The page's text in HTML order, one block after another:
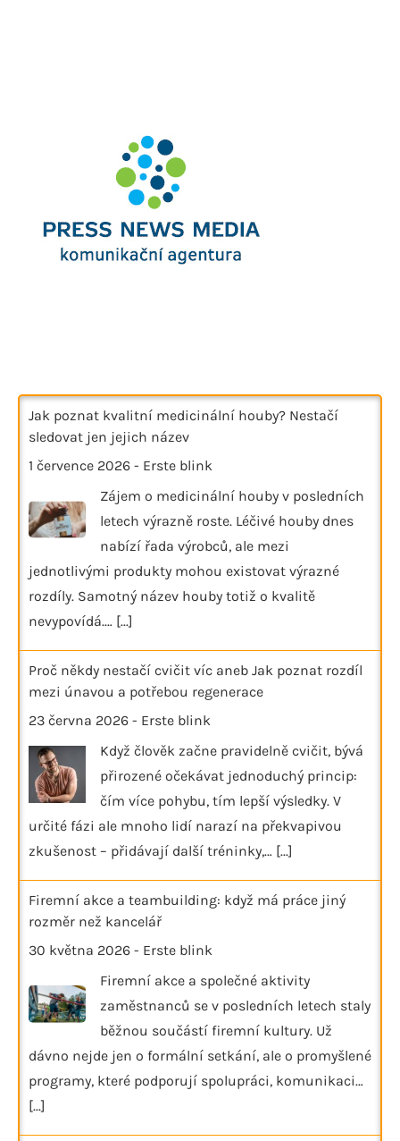
Jak poznat kvalitní medicinální houby? Nestačí
sledovat jen jejich název
1 července 2026 - Erste blink
Zájem o medicinální houby v posledních
letech výrazně roste. Léčivé houby dnes
nabízí řada výrobců, ale mezi
jednotlivými produkty mohou existovat výrazné
rozdíly. Samotný název houby totiž o kvalitě
nevypovídá.… [...]
Proč někdy nestačí cvičit víc aneb Jak poznat rozdíl
mezi únavou a potřebou regenerace
23 června 2026 - Erste blink
Když člověk začne pravidelně cvičit, bývá
přirozené očekávat jednoduchý princip:
čím více pohybu, tím lepší výsledky. V
určité fázi ale mnoho lidí narazí na překvapivou
zkušenost – přidávají další tréninky,… [...]
Firemní akce a teambuilding: když má práce jiný
rozměr než kancelář
30 května 2026 - Erste blink
Firemní akce a společné aktivity
zaměstnanců se v posledních letech staly
běžnou součástí firemní kultury. Už
dávno nejde jen o formální setkání, ale o promyšlené
programy, které podporují spolupráci, komunikaci…
[...]